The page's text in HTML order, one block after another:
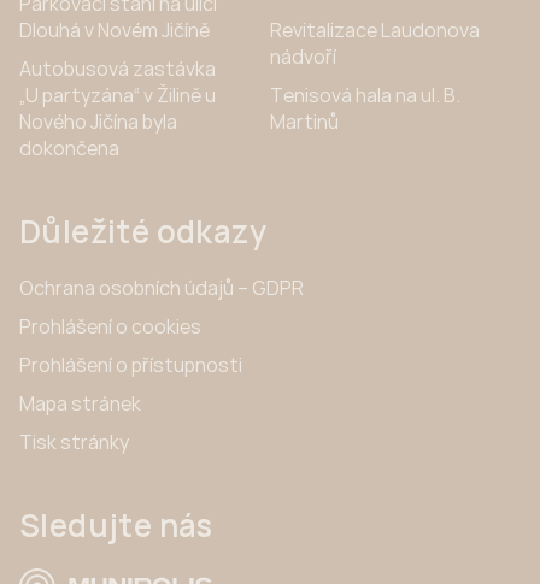
Dlouhá v Novém Jičíně
Autobusová zastávka
„U partyzána“ v Žilině u
Nového Jičína byla
dokončena
Revitalizace Laudonova
nádvoří
Tenisová hala na ul. B.
Martinů
Důležité odkazy
Ochrana osobních údajů – GDPR
Prohlášení o cookies
Prohlášení o přístupnosti
Mapa stránek
Tisk stránky
Sledujte nás